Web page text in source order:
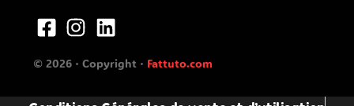
© 2026 · Copyright · Fattuto.com